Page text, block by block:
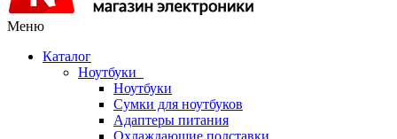
Меню
Каталог
Ноутбуки
Ноутбуки
Сумки для ноутбуков
Адаптеры питания
Охлаждающие подставки